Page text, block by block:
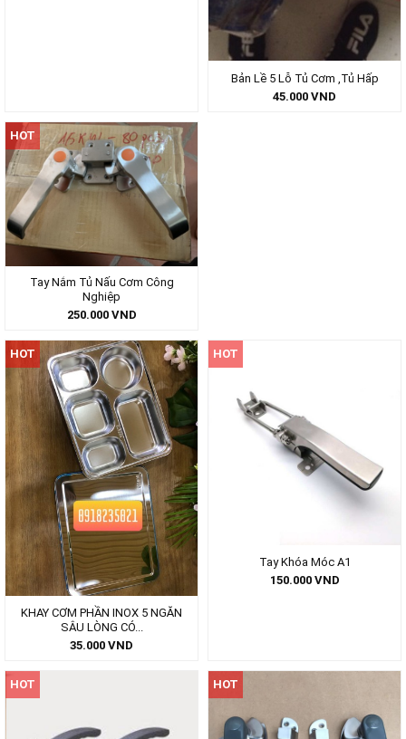
Bản Lề 5 Lỗ Tủ Cơm ,Tủ Hấp
45.000 VND
HOT
Tay Nắm Tủ Nấu Cơm Công
Nghiệp
250.000 VND
HOT
KHAY CƠM PHẦN INOX 5 NGĂN
SÂU LÒNG CÓ...
35.000 VND
HOT
Tay Khóa Móc A1
150.000 VND
HOT HOT